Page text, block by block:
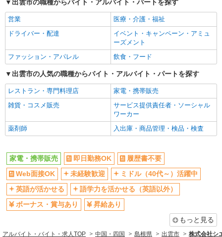
交通費支給
社会保険あり
社員登用あり
出雲市の職種からバイト・アルバイト・パートを探す
営業
医療・介護・福祉
ドライバー・配達
イベント・キャンペーン・アミュ
ーズメント
ファッション・アパレル
飲食・フード
出雲市の人気の職種からバイト・アルバイト・パートを探す
レストラン・専門料理店
家電・携帯販売
雑貨・コスメ販売
サービス提供責任者・ソーシャル
ワーカー
薬剤師
入出庫・商品管理・検品・検査
家電・携帯販売 即日勤務OK
履歴書不要
Web面接OK
未経験歓迎
ミドル（40代～）活躍中
英語が活かせる
語学力を活かせる（英語以外）
ボーナス・賞与あり
昇給あり
もっと見る
アルバイト・バイト・求人TOP 中国・四国 島根県 出雲市 株式会社シ